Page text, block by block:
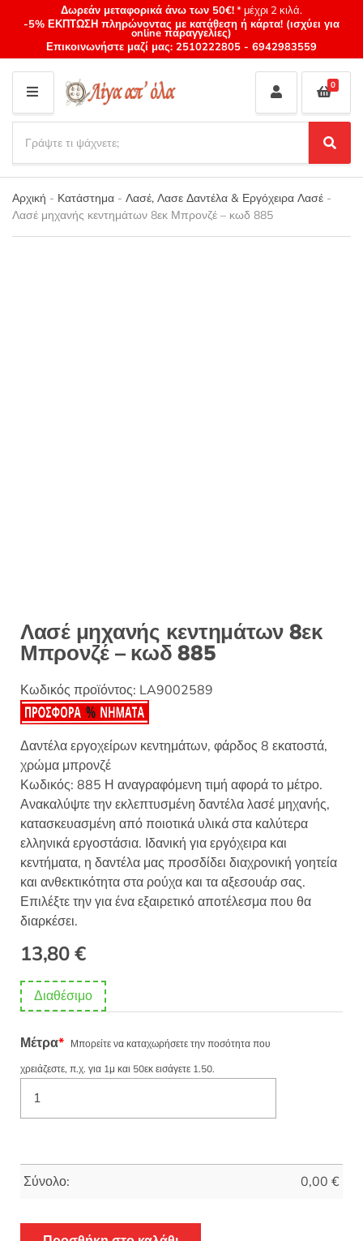
Δωρεάν μεταφορικά άνω των 50€!* μέχρι 2 κιλά.
-5% ΕΚΠΤΩΣΗ πληρώνοντας με κατάθεση ή κάρτα! (ισχύει για
online παραγγελίες)
Επικοινωνήστε μαζί μας: 2510222805 - 6942983559
M
E
N
U
Category
name
a
r
c
h
p
S
e
a
r
0
Αρχική - Κατάστημα - Λασέ, Λασε Δαντέλα & Εργόχειρα Λασέ -
Λασέ μηχανής κεντημάτων 8εκ Μπρονζέ – κωδ 885
Λασέ μηχανής κεντημάτων 8εκ
Μπρονζέ – κωδ 885
Κωδικός προϊόντος: LA9002589
Δαντέλα εργοχείρων κεντημάτων, φάρδος 8 εκατοστά,
χρώμα μπρονζέ
Κωδικός: 885 Η αναγραφόμενη τιμή αφορά το μέτρο.
Ανακαλύψτε την εκλεπτυσμένη δαντέλα λασέ μηχανής,
κατασκευασμένη από ποιοτικά υλικά στα καλύτερα
ελληνικά εργοστάσια. Ιδανική για εργόχειρα και
κεντήματα, η δαντέλα μας προσδίδει διαχρονική γοητεία
και ανθεκτικότητα στα ρούχα και τα αξεσουάρ σας.
Επιλέξτε την για ένα εξαιρετικό αποτέλεσμα που θα
διαρκέσει.
13,80€
Διαθέσιμο
Μέτρα* Μπορείτε να καταχωρήσετε την ποσότητα που
χρειάζεστε, π.χ. για 1μ και 50εκ εισάγετε 1.50.
Σύνολο: 0,00 €